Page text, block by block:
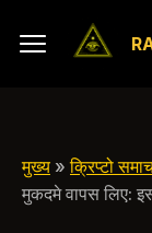
मुख्य »क्रिप्टो
मुकदमे वापस लिए: